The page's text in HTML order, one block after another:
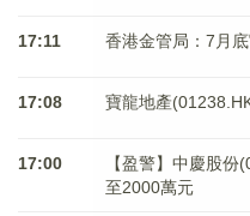
17:11 香港金管局：7月
17:08 寶龍地產
17:00
【盈警】中慶股
至2000萬元